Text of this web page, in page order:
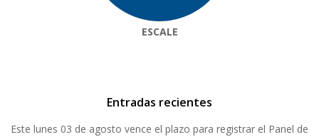
ESCALE
Entradas recientes
Este lunes 03 de agosto vence el plazo para registrar el Panel de